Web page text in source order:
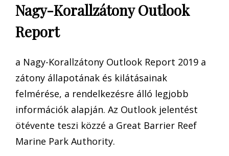
Nagy-Korallzátony Outlook
Report
a Nagy-Korallzátony Outlook Report 2019 a
zátony állapotának és kilátásainak
felmérése, a rendelkezésre álló legjobb
információk alapján. Az Outlook jelentést
ötévente teszi közzé a Great Barrier Reef
Marine Park Authority.